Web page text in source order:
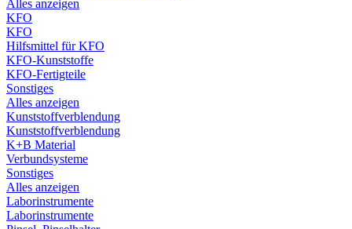
Alles anzeigen
KFO
KFO
Hilfsmittel für KFO
KFO-Kunststoffe
KFO-Fertigteile
Sonstiges
Alles anzeigen
Kunststoffverblendung
Kunststoffverblendung
K+B Material
Verbundsysteme
Sonstiges
Alles anzeigen
Laborinstrumente
Laborinstrumente